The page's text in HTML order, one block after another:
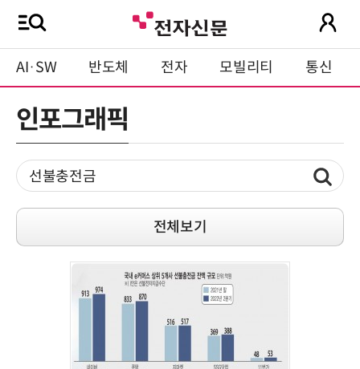
AI·SW 반도체 전자 모빌리티 통신
인포그래픽
전체보기